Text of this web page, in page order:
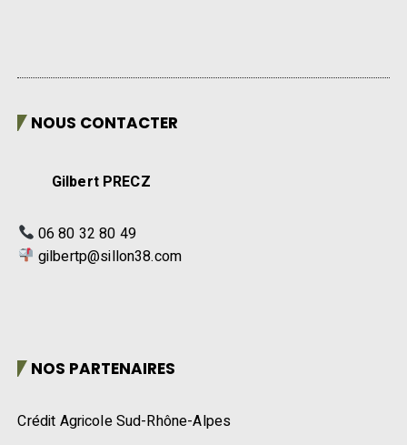
NOUS CONTACTER
Gilbert PRECZ
06 80 32 80 49
gilbertp@sillon38.com
NOS PARTENAIRES
Crédit Agricole Sud-Rhône-Alpes